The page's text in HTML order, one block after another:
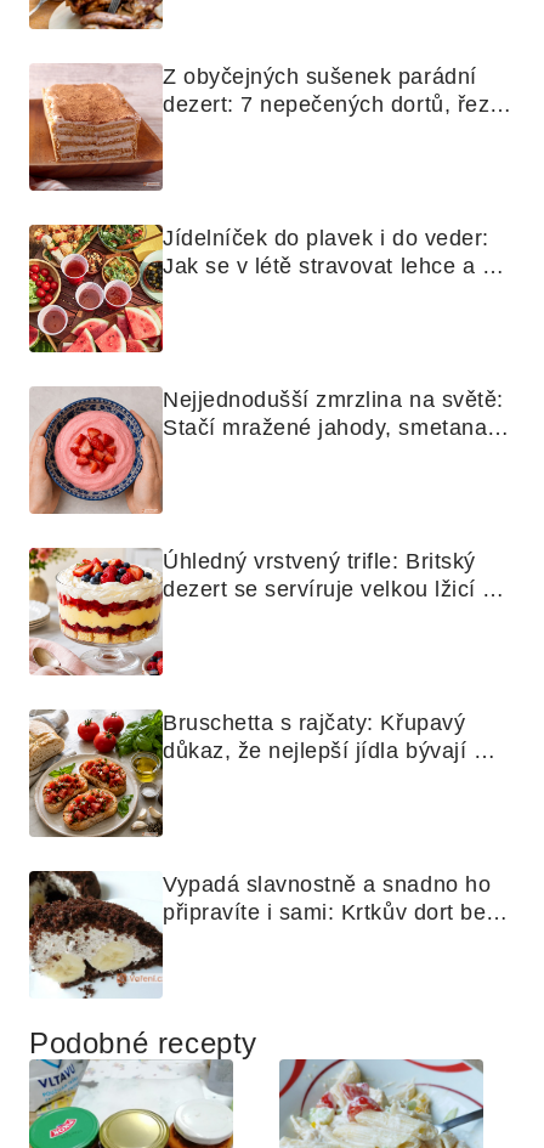
Z obyčejných sušenek parádní
dezert: 7 nepečených dortů, řezů
Jídelníček do plavek i do veder:
Jak se v létě stravovat lehce a
Nejjednodušší zmrzlina na světě:
Stačí mražené jahody, smetana a
Úhledný vrstvený trifle: Britský
dezert se servíruje velkou lžicí
Bruschetta s rajčaty: Křupavý
důkaz, že nejlepší jídla bývají
Vypadá slavnostně a snadno ho
připravíte i sami: Krtkův dort bez
Podobné recepty